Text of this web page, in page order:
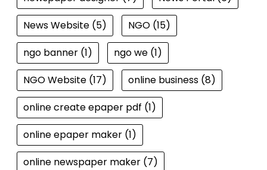
News Website(5) NGO(15)
ngo banner(1) ngo we(1)
NGO Website(17) online business(8)
online create epaper pdf (1)
online epaper maker(1)
online newspaper maker(7)